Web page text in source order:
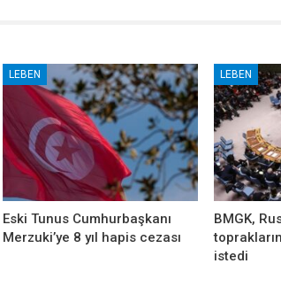
LEBEN
Eski Tunus Cumhurbaşkanı
Merzuki’ye 8 yıl hapis cezası
LEBEN
BMGK,
istedi